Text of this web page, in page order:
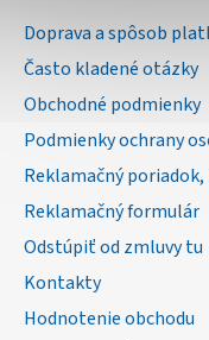
Doprava a spôsob
Často kladené otázky
Obchodné podmienky
Podmienky ochrany
Reklamačný
Reklamačný formulár
Odstúpiť od zmluvy tu
Kontakty
Hodnotenie obchodu